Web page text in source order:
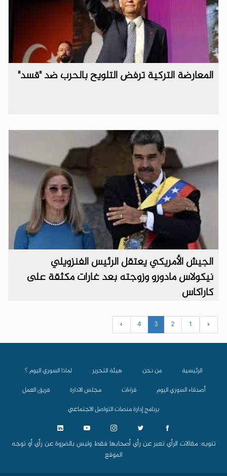
المعارضة التركية ترفض التلويح بالحرب ضد "قسد"
الجيش الأمريكي يعتقل الرئيس الفنزويلي
نيكولاس مادورو وزوجته بعد غارات مكثقة على
كاراكاس
‹
1
2
3
4
›
الرئيسية من نحن هيئة التحرير
لماذا السوري اليوم ؟
أصدقاء السوري اليوم
قراءات مجلس الادارة
فريق العمل
برنامج إدارة منصات التواصل الاجتماعي
تنويه: مقالات الرأي تعبر عن رأي أصحابها فقط وليس بالضروة عن رأي أو توجه
الموقع